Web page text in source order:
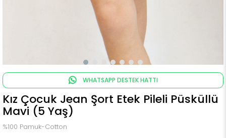
WHATSAPP DESTEK HATTI
Kız Çocuk Jean Şort Etek Pileli Püsküllü
Mavi (5 Yaş)
%100 Pamuk-Cotton